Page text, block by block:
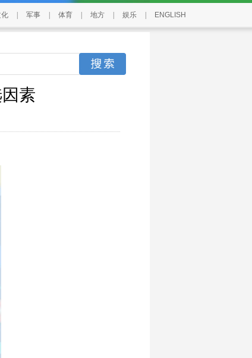
军事 体育 地方 娱乐 ENGLISH
素